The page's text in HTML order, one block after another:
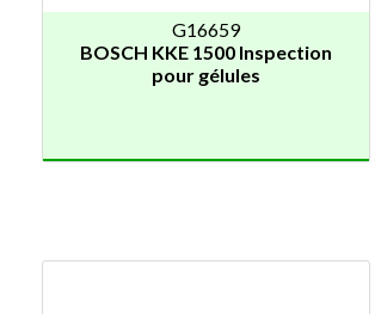
G16659
BOSCH KKE 1500 Inspection
pour gélules